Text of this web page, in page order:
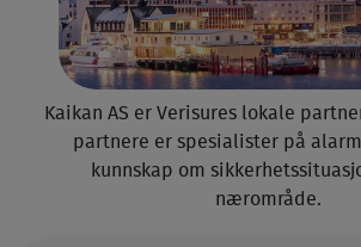
Kaikan AS er Verisures lokale
partnere er spesialister på
kunnskap om
nærområde.